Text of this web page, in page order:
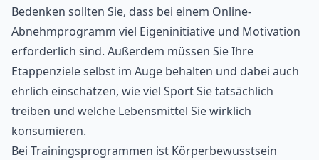
Bedenken sollten Sie, dass bei einem Online-
Abnehmprogramm viel Eigeninitiative und Motivation
erforderlich sind. Außerdem müssen Sie Ihre
Etappenziele selbst im Auge behalten und dabei auch
ehrlich einschätzen, wie viel Sport Sie tatsächlich
treiben und welche Lebensmittel Sie wirklich
konsumieren.
Bei Trainingsprogrammen ist Körperbewusstsein